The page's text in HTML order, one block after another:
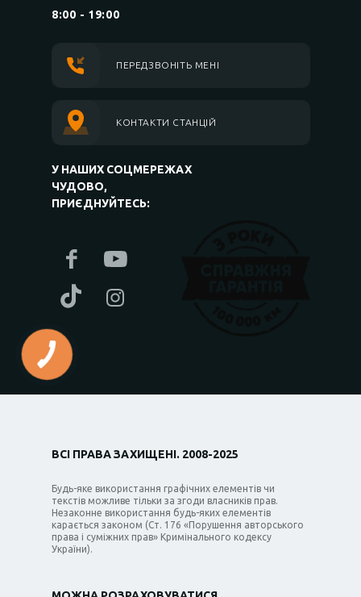
8:00 - 19:00
ПЕРЕДЗВОНІТЬ МЕНІ
КОНТАКТИ СТАНЦІЙ
У НАШИХ СОЦМЕРЕЖАХ
ЧУДОВО,
ПРИЄДНУЙТЕСЬ:
ВСІ ПРАВА ЗАХИЩЕНІ. 2008-2025
Будь-яке використання графічних елементів чи
текстів можливе тільки за згоди власників прав.
Незаконне використання будь-яких елементів
карається законом (Ст. 176 «Порушення авторського
права і суміжних прав» Кримінального кодексу
України).